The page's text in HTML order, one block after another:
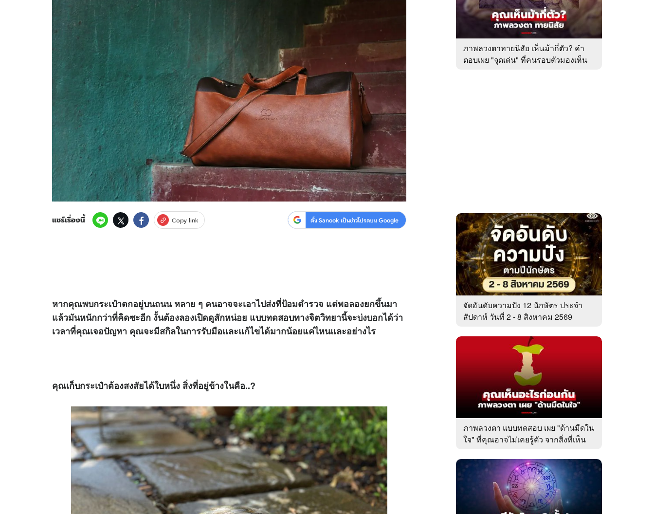
Tasteful Thailand
ดาวน์โหลดสนุกแอปฟรี ติดตามสนุกโซเชียลได้ที่
สงวนลิขสิทธิ์ © บริษัท อิมเมจ ฟิวเจอร์ (ประเทศไทย) จำกัด
แชร์เรื่องนี้ Copy link ตั้ง Sanook เป็นข่าวโปรดบน Google
หากคุณพบกระเป๋าตกอยู่บนถนน หลาย ๆ คนอาจจะเอาไปส่งที่ป้อมตำรวจ แต่พอลองยกขึ้นมา
แล้วมันหนักกว่าที่คิดซะอีก งั้นต้องลองเปิดดูสักหน่อย แบบทดสอบทางจิตวิทยานี้จะบ่งบอกได้ว่า
เวลาที่คุณเจอปัญหา คุณจะมีสกิลในการรับมือและแก้ไขได้มากน้อยแค่ไหนและอย่างไร
คุณเก็บกระเป๋าต้องสงสัยได้ใบหนึ่ง สิ่งที่อยู่ข้างในคือ..?
ทำนาย
ทาย
ภาพลวงตาทายนิสัย เห็นม้ากี่ตัว? คำ
ตอบเผย "จุดเด่น" ที่คนรอบตัวมองเห็น
จัดอันดับความปัง 12 นักษัตร ประจำ
สัปดาห์ วันที่ 2 - 8 สิงหาคม 2569
ภาพลวงตา แบบทดสอบ เผย "ด้านมืดใน
ใจ" ที่คุณอาจไม่เคยรู้ตัว จากสิ่งที่เห็น